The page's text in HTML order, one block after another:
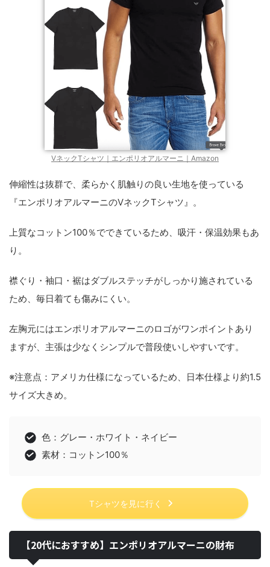
VネックTシャツ｜エンポリオアルマーニ｜Amazon
伸縮性は抜群で、柔らかく肌触りの良い生地を使っている
『エンポリオアルマーニのVネックTシャツ』。
上質なコットン100％でできているため、吸汗・保温効果もあ
り。
襟ぐり・袖口・裾はダブルステッチがしっかり施されている
ため、毎日着ても傷みにくい。
左胸元にはエンポリオアルマーニのロゴがワンポイントあり
ますが、主張は少なくシンプルで普段使いしやすいです。
※注意点：アメリカ仕様になっているため、日本仕様より約1.5
サイズ大きめ。
色：グレー・ホワイト・ネイビー
素材：コットン100％
Tシャツを見に行く
【20代におすすめ】エンポリオアルマーニの財布